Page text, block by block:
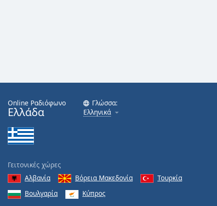
Font
Family
Reset
Close
Modal
Dialog
End
Online Ραδιόφωνο
Ελλάδα
Γλώσσα:
Ελληνικά
Γειτονικές χώρες
Αλβανία
Βόρεια Μακεδονία
Τουρκία
Βουλγαρία
Κύπρος